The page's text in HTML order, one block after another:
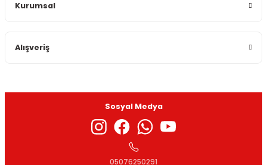
Ürün bilgilerinde hatalar bulunuyor.
Gönder
Kurumsal
Alışveriş
Sosyal Medya
05076250291